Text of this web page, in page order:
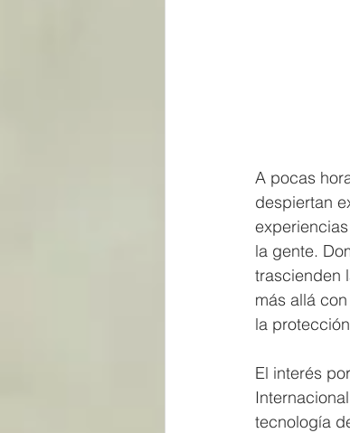
A pocas
despiertan
la gente.
trascienden
más allá
la
El interés
tecnología